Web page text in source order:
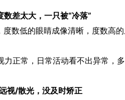
差太大，一只被“冷落”
低的眼睛成像清晰，度数高的
力正常，日常活动看不出异常，
视/散光，没及时矫正